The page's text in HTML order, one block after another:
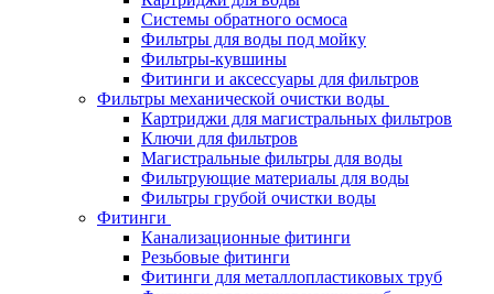
Системы обратного осмоса
Фильтры для воды под мойку
Фильтры-кувшины
Фитинги и аксессуары для фильтров
Фильтры механической очистки воды
Картриджи для магистральных фильтров
Ключи для фильтров
Магистральные фильтры для воды
Фильтрующие материалы для воды
Фильтры грубой очистки воды
Фитинги
Канализационные фитинги
Резьбовые фитинги
Фитинги для металлопластиковых труб